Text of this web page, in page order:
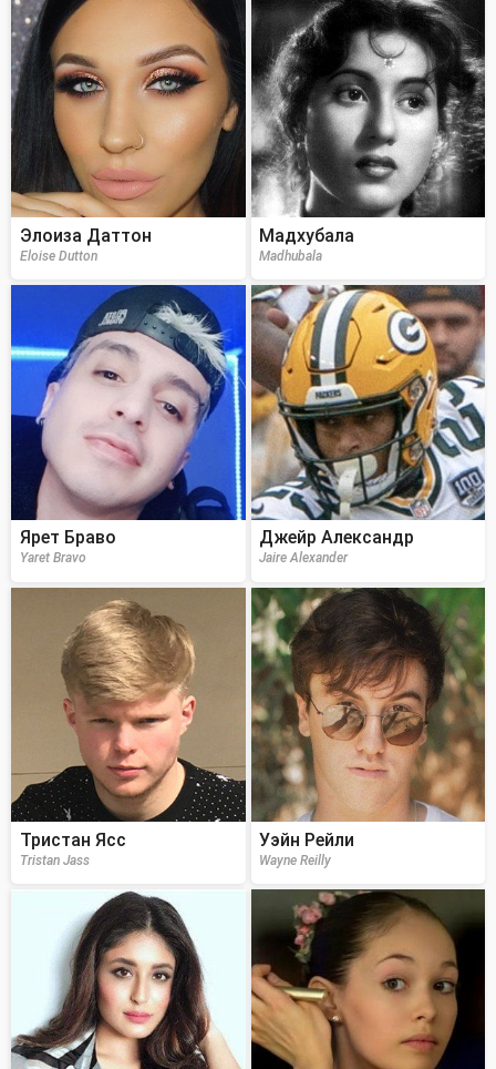
Элоиза Даттон
Eloise Dutton
Мадхубала
Madhubala
Ярет Браво
Yaret Bravo
Джейр Александр
Jaire Alexander
Тристан Ясс
Tristan Jass
Уэйн Рейли
Wayne Reilly